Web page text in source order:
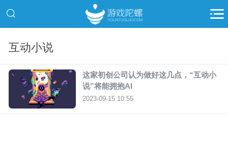
互动小说
这家初创公司认为做好这几点，“互动小
说”将能拥抱AI
2023-09-15 10:55